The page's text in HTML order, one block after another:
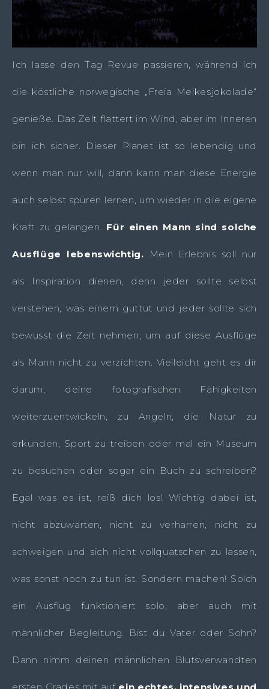
Ich lasse den Tag Revue passieren, während ich
die köstliche norwegische „Freia Melkesjokolade“
genieße. Das Zelt flattert im Wind, aber im Inneren
bin ich sicher. Dieser Planet ist so lebendig und
wenn man nur will, dann kann man diese Energie
auch selbst spüren lernen, um wieder in die eigene
Kraft zu gelangen. Für einen Mann sind solche
Ausflüge lebenswichtig. Mein Erlebnis soll nur
als Inspiration dienen, denn jeder sollte selbst
verstehen, was einem guttut und jeder sollte sich
bewusst die Zeit nehmen, um auf diese Ausflüge
als Mann nicht zu verzichten. Vielleicht geht es dir
darum, deine fotografischen Fähigkeiten
weiterzuentwickeln, zu Angeln, die Natur zu
erkunden, Sport zu treiben oder mal ein Museum
zu besuchen oder sogar ein Buch zu schreiben?
Egal was es ist, reiß dich los! Wichtig dabei ist,
nicht abzuwarten, nicht zu verharren, nicht zu
schweigen und sich nicht vollquatschen zu lassen,
was sonst noch zu tun ist. Sondern machen! Solch
ein Ausflug funktioniert solo, aber auch mit
männlicher Begleitung. Bist du Vater oder Sohn?
Dann nimm deinen männlichen Blutsverwandten